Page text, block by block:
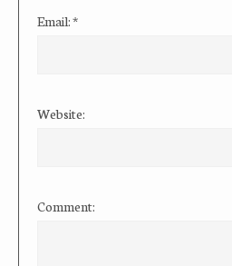
Email:*
Website:
Comment: